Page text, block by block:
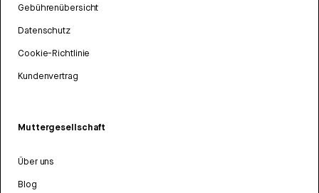
Gebührenübersicht
Datenschutz
Cookie-Richtlinie
Kundenvertrag
Muttergesellschaft
Über uns
Blog